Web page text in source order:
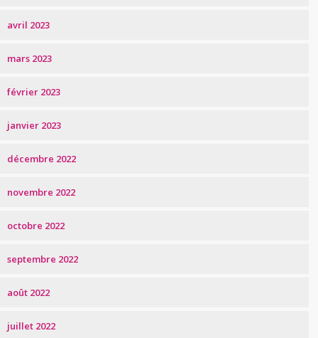
avril 2023
mars 2023
février 2023
janvier 2023
décembre 2022
novembre 2022
octobre 2022
septembre 2022
août 2022
juillet 2022